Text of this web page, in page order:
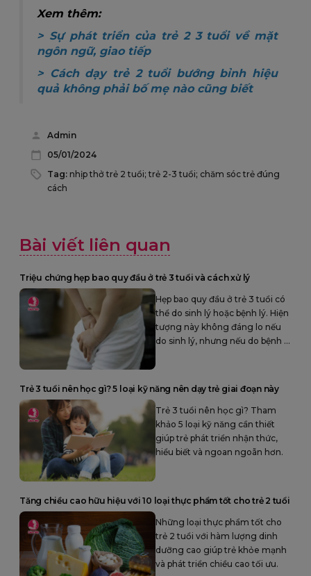
Xem thêm:
> Sự phát triển của trẻ 2 3 tuổi về mặt
ngôn ngữ, giao tiếp
> Cách dạy trẻ 2 tuổi bướng bỉnh hiệu
quả không phải bố mẹ nào cũng biết
Admin
05/01/2024
Tag: nhịp thở trẻ 2 tuổi; trẻ 2-3 tuổi; chăm sóc trẻ đúng
cách
Bài viết liên quan
Triệu chứng hẹp bao quy đầu ở trẻ 3 tuổi và cách xử lý
Hẹp bao quy đầu ở trẻ 3 tuổi có
thể do sinh lý hoặc bệnh lý. Hiện
tượng này không đáng lo nếu
do sinh lý, nhưng nếu do bệnh lý
Trẻ 3 tuổi nên học gì? 5 loại kỹ năng nên dạy trẻ giai đoạn này
Trẻ 3 tuổi nên học gì? Tham
khảo 5 loại kỹ năng cần thiết
giúp trẻ phát triển nhận thức,
hiểu biết và ngoan ngoãn hơn.
Tăng chiều cao hữu hiệu với 10 loại thực phẩm tốt cho trẻ 2 tuổi
Những loại thực phẩm tốt cho
trẻ 2 tuổi với hàm lượng dinh
dưỡng cao giúp trẻ khỏe mạnh
và phát triển chiều cao tối ưu.